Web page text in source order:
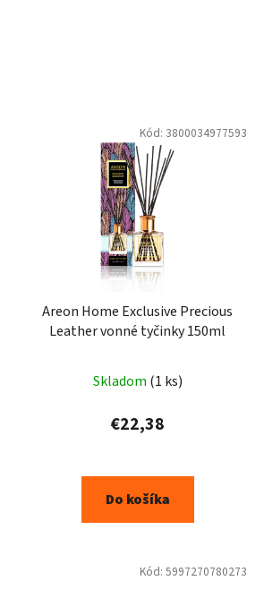
Areon Home Exclusive Precious
Leather vonné tyčinky 150ml
Skladom (1 ks)
€22,38
Do košíka
Kód: 3800034977593
Kód: 5997270780273